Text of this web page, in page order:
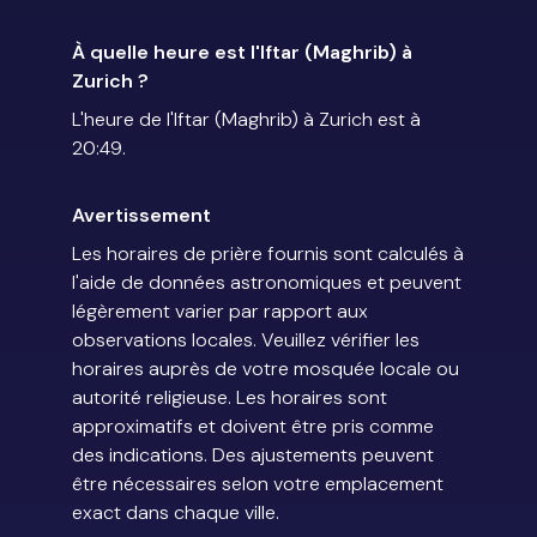
À quelle heure est l'Iftar (Maghrib) à
Zurich ?
L'heure de l'Iftar (Maghrib) à Zurich est à
20:49.
Avertissement
Les horaires de prière fournis sont calculés à
l'aide de données astronomiques et peuvent
légèrement varier par rapport aux
observations locales. Veuillez vérifier les
horaires auprès de votre mosquée locale ou
autorité religieuse. Les horaires sont
approximatifs et doivent être pris comme
des indications. Des ajustements peuvent
être nécessaires selon votre emplacement
exact dans chaque ville.